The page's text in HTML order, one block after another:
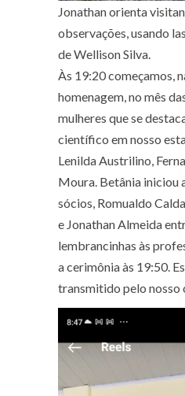
Jonathan orienta
observações, usando
de Wellison Silva.
Às 19:20 começamos,
homenagem, no mês
mulheres que se
científico em nosso
Lenilda Austrilino,
Moura. Betânia iniciou
sócios, Romualdo
e Jonathan Almeida
lembrancinhas às
a cerimônia às 19:50.
transmitido pelo nosso